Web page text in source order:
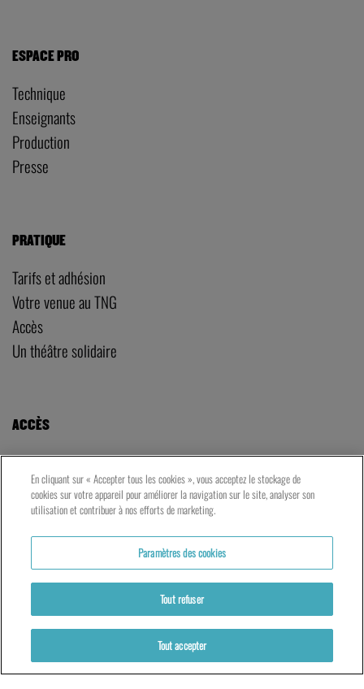
ESPACE PRO
Technique
Enseignants
Production
Presse
PRATIQUE
Tarifs et adhésion
Votre venue au TNG
Accès
Un théâtre solidaire
ACCÈS
LE TNG – VAISE
23 rue de Bourgogne – Lyon 9ème
LES ATELIERS – PRESQU’ÎLE
5 rue du Petit David – Lyon 2ème
En cliquant sur « Accepter tous les cookies », vous acceptez le stockage de
cookies sur votre appareil pour améliorer la navigation sur le site, analyser son
utilisation et contribuer à nos efforts de marketing.
Paramètres des cookies
Tout refuser
Tout accepter